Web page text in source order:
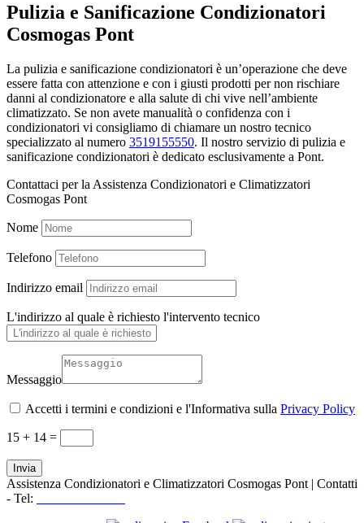
Pulizia e Sanificazione Condizionatori
Cosmogas Pont
La pulizia e sanificazione condizionatori è un’operazione che deve
essere fatta con attenzione e con i giusti prodotti per non rischiare
danni al condizionatore e alla salute di chi vive nell’ambiente
climatizzato. Se non avete manualità o confidenza con i
condizionatori vi consigliamo di chiamare un nostro tecnico
specializzato al numero 3519155550. Il nostro servizio di pulizia e
sanificazione condizionatori è dedicato esclusivamente a Pont.
Contattaci per la Assistenza Condizionatori e Climatizzatori
Cosmogas Pont
Nome
Telefono
Indirizzo email
L'indirizzo al quale è richiesto l'intervento tecnico
Messaggio
Accetti i termini e condizioni e l'Informativa sulla Privacy Policy
15 + 14 =
Invia
Assistenza Condizionatori e Climatizzatori Cosmogas Pont | Contatti
- Tel: